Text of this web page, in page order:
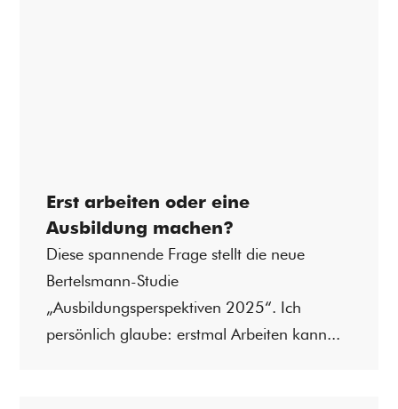
Erst arbeiten oder eine
Ausbildung machen?
Diese spannende Frage stellt die neue
Bertelsmann-Studie
„Ausbildungsperspektiven 2025“. Ich
persönlich glaube: erstmal Arbeiten kann...